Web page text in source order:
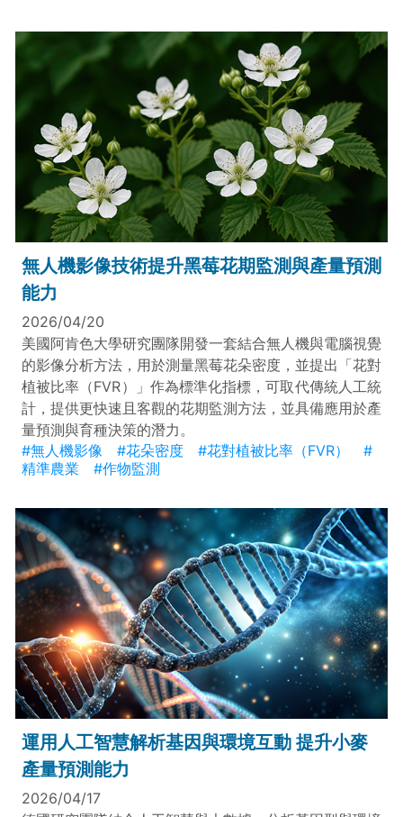
無人機影像技術提升黑莓花期監測與產量預測
能力
2026/04/20
美國阿肯色大學研究團隊開發一套結合無人機與電腦視覺
的影像分析方法，用於測量黑莓花朵密度，並提出「花對
植被比率（FVR）」作為標準化指標，可取代傳統人工統
計，提供更快速且客觀的花期監測方法，並具備應用於產
量預測與育種決策的潛力。
#無人機影像
#花朵密度 #花對植被比率（FVR）
#
精準農業
#作物監測
運用人工智慧解析基因與環境互動 提升小麥
產量預測能力
2026/04/17